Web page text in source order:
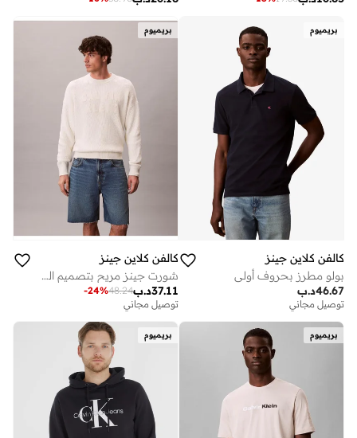
بريميوم
كالفن كلاين جينز
بولو مطرز بحروف أولى
د.ب46.67
توصيل مجاني
بريميوم
كالفن كلاين جينز
شورت جينز مريح بتصميم التسعينات
د.ب37.11
48.24
-24%
توصيل مجاني
بريميوم بريميوم